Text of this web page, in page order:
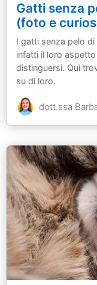
Gatti senza
(foto e
I gatti senza pelo
infatti il loro
distinguersi. Qui
su di loro.
dott.ssa